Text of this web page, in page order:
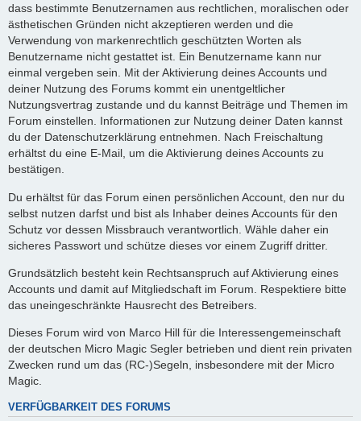
dass bestimmte Benutzernamen aus rechtlichen, moralischen oder
ästhetischen Gründen nicht akzeptieren werden und die
Verwendung von markenrechtlich geschützten Worten als
Benutzername nicht gestattet ist. Ein Benutzername kann nur
einmal vergeben sein. Mit der Aktivierung deines Accounts und
deiner Nutzung des Forums kommt ein unentgeltlicher
Nutzungsvertrag zustande und du kannst Beiträge und Themen im
Forum einstellen. Informationen zur Nutzung deiner Daten kannst
du der Datenschutzerklärung entnehmen. Nach Freischaltung
erhältst du eine E-Mail, um die Aktivierung deines Accounts zu
bestätigen.
Du erhältst für das Forum einen persönlichen Account, den nur du
selbst nutzen darfst und bist als Inhaber deines Accounts für den
Schutz vor dessen Missbrauch verantwortlich. Wähle daher ein
sicheres Passwort und schütze dieses vor einem Zugriff dritter.
Grundsätzlich besteht kein Rechtsanspruch auf Aktivierung eines
Accounts und damit auf Mitgliedschaft im Forum. Respektiere bitte
das uneingeschränkte Hausrecht des Betreibers.
Dieses Forum wird von Marco Hill für die Interessengemeinschaft
der deutschen Micro Magic Segler betrieben und dient rein privaten
Zwecken rund um das (RC-)Segeln, insbesondere mit der Micro
Magic.
VERFÜGBARKEIT DES FORUMS